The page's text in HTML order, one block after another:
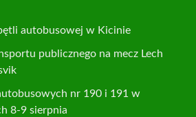
autobusowej w Kicinie
publicznego na mecz Lech
nr 190 i 191 w
8-9 sierpnia